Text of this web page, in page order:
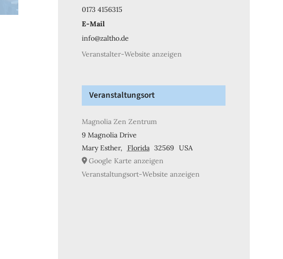
0173 4156315
E-Mail
info@zaltho.de
Veranstalter-Website anzeigen
Veranstaltungsort
Magnolia Zen Zentrum
9 Magnolia Drive
Mary Esther, Florida 32569 USA
Google Karte anzeigen
Veranstaltungsort-Website anzeigen